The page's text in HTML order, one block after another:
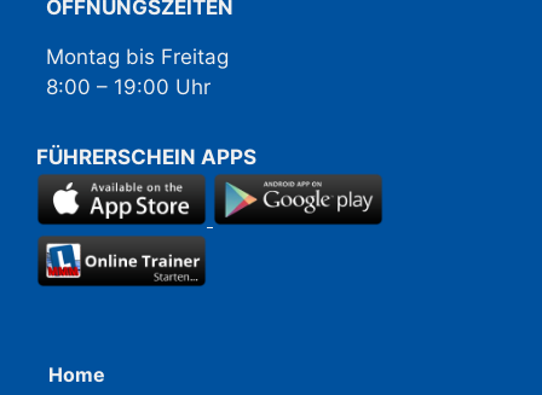
ÖFFNUNGSZEITEN
Montag bis Freitag
8:00 – 19:00 Uhr
FÜHRERSCHEIN APPS
Home